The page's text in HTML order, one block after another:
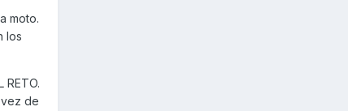
moto.
los
de